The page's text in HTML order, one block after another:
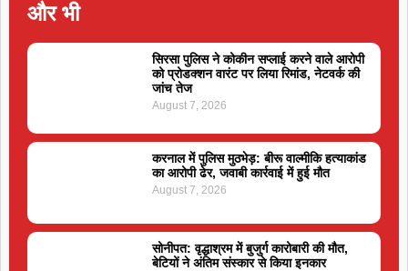
और भी
सिरसा पुलिस ने कोकीन सप्लाई करने वाले आरोपी
को प्रोडक्शन वारंट पर लिया रिमांड, नेटवर्क की
जांच तेज
August 7, 2026
करनाल में पुलिस मुठभेड़: बीरू वाल्मीकि हत्याकांड
का आरोपी ढेर, जवाबी कार्रवाई में हुई मौत
August 7, 2026
सोनीपत: वृद्धाश्रम में बुजुर्ग कारोबारी की मौत,
बेटियों ने अंतिम संस्कार से किया इनकार